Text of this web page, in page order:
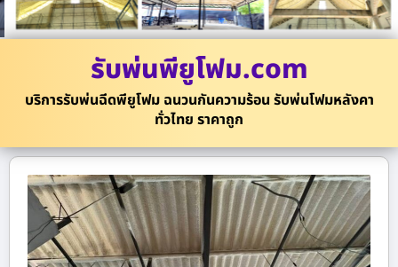
รับพ่นพียูโฟม.com
บริการรับพ่นฉีดพียูโฟม ฉนวนกันความร้อน รับพ่นโฟมหลังคา
ทั่วไทย ราคาถูก